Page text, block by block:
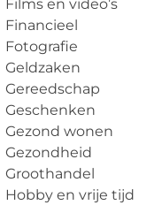
Films en video’s
Financieel
Fotografie
Geldzaken
Gereedschap
Geschenken
Gezond wonen
Gezondheid
Groothandel
Hobby en vrije tijd